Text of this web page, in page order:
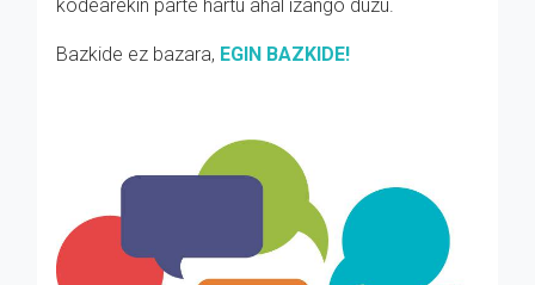
kodearekin parte hartu ahal izango duzu.
Bazkide ez bazara, EGIN BAZKIDE!